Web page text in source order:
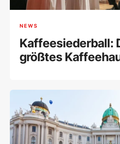
NEWS
Kaffeesiederball:
größtes